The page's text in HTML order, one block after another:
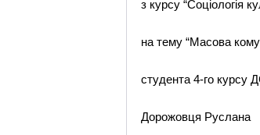
з курсу “Соціологія
на тему “Масова
студента 4-го курсу
Дорожовця Руслана